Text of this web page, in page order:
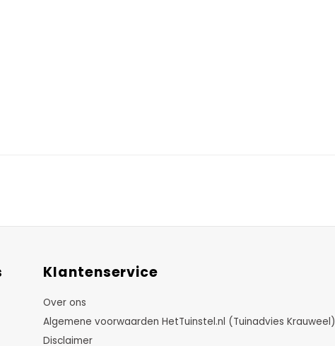
Klantenservice
Over ons
Algemene voorwaarden HetTuinstel.nl (Tuinadvies Krauweel)
Disclaimer